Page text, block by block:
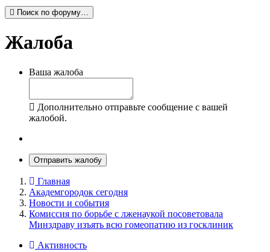
Поиск по форуму…
Жалоба
Ваша жалоба
Дополнительно отправьте сообщение с вашей
жалобой.
Отправить жалобу
Главная
Академгородок сегодня
Новости и события
Комиссия по борьбе с лженаукой посоветовала
Минздраву изъять всю гомеопатию из госклиник
Активность